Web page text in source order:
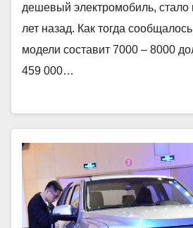
дешевый электромобиль, стало
лет назад. Как тогда
модели составит 7000 – 8000
459 000…